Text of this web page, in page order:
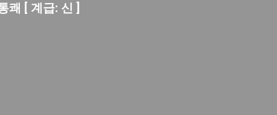
쾌 [ 계급: 신 ]